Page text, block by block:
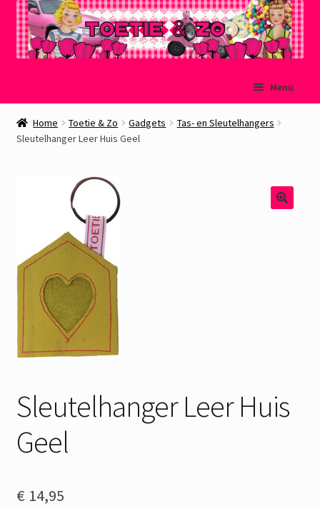
naar
navigatie
de
inhoud
Menu
Welkom
Winkelmand
Afrekenen
Over Toetie & Zo
Gastenboek
Home Toetie & Zo Gadgets
Tas- en Sleutelhangers
Sleutelhanger Leer Huis Geel
Sleutelhanger Leer Huis
Geel
€ 14,95